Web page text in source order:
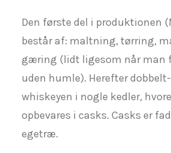
Den første del i produktionen
består af: maltning, tørring,
gæring (lidt ligesom når man
uden humle). Herefter
whiskeyen i nogle kedler,
opbevares i casks. Casks er
egetræ.